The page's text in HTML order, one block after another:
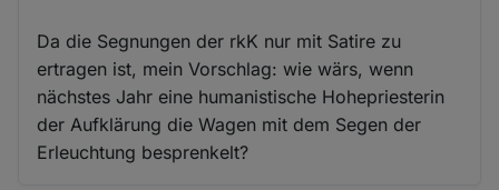
Da die Segnungen der rkK nur mit Satire zu
ertragen ist, mein Vorschlag: wie wärs, wenn
nächstes Jahr eine humanistische Hohepriesterin
der Aufklärung die Wagen mit dem Segen der
Erleuchtung besprenkelt?